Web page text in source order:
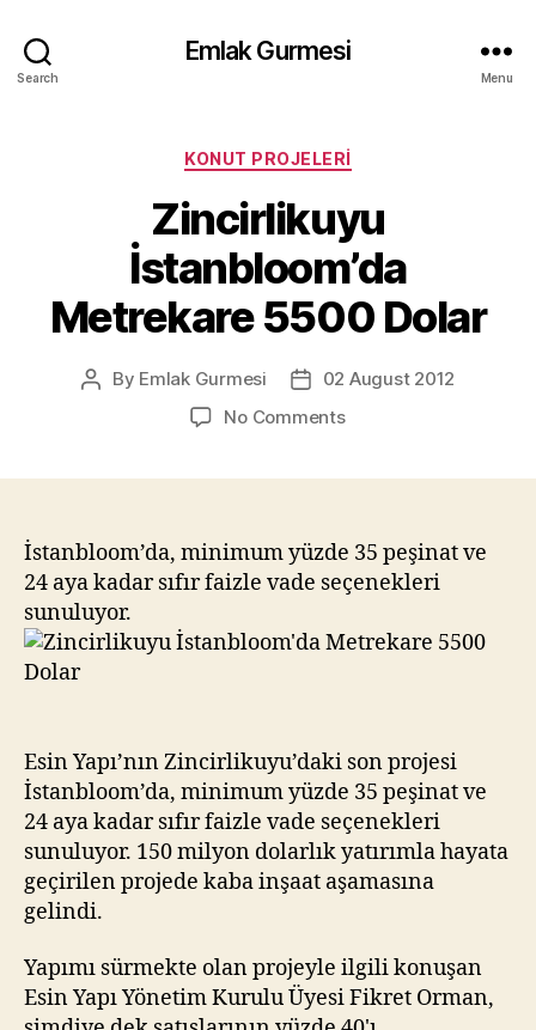
Search
Emlak Gurmesi
Menu
Categories
KONUT PROJELERI
Zincirlikuyu
İstanbloom’da
Metrekare 5500 Dolar
Post
By Emlak Gurmesi
Post02 August 2012
No Commentson
Dolar
İstanbloom’da, minimum yüzde 35 peşinat ve
24 aya kadar sıfır faizle vade seçenekleri
sunuluyor.
Esin Yapı’nın Zincirlikuyu’daki son projesi
İstanbloom’da, minimum yüzde 35 peşinat ve
24 aya kadar sıfır faizle vade seçenekleri
sunuluyor. 150 milyon dolarlık yatırımla hayata
geçirilen projede kaba inşaat aşamasına
gelindi.
Yapımı sürmekte olan projeyle ilgili konuşan
Esin Yapı Yönetim Kurulu Üyesi Fikret Orman,